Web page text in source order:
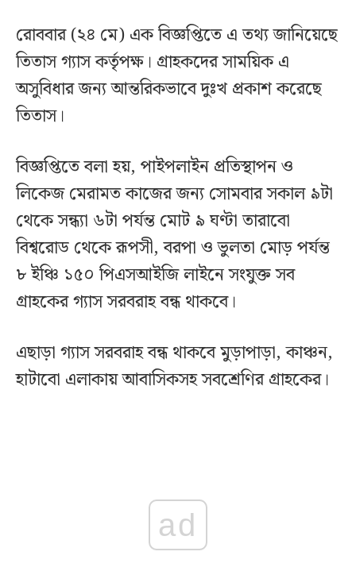
রোববার (২৪ মে) এক বিজ্ঞপ্তিতে এ তথ্য জানিয়েছে
তিতাস গ্যাস কর্তৃপক্ষ। গ্রাহকদের সাময়িক এ
অসুবিধার জন্য আন্তরিকভাবে দুঃখ প্রকাশ করেছে
তিতাস।
বিজ্ঞপ্তিতে বলা হয়, পাইপলাইন প্রতিস্থাপন ও
লিকেজ মেরামত কাজের জন্য সোমবার সকাল ৯টা
থেকে সন্ধ্যা ৬টা পর্যন্ত মোট ৯ ঘণ্টা তারাবো
বিশ্বরোড থেকে রূপসী, বরপা ও ভুলতা মোড় পর্যন্ত
৮ ইঞ্চি ১৫০ পিএসআইজি লাইনে সংযুক্ত সব
গ্রাহকের গ্যাস সরবরাহ বন্ধ থাকবে।
এছাড়া গ্যাস সরবরাহ বন্ধ থাকবে মুড়াপাড়া, কাঞ্চন,
হাটাবো এলাকায় আবাসিকসহ সবশ্রেণির গ্রাহকের।
ad